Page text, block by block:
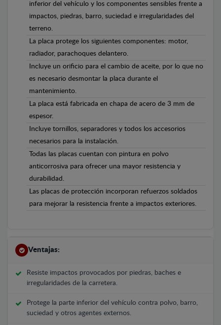
inferior del vehículo y los componentes sensibles frente a
impactos, piedras, barro, suciedad e irregularidades del
terreno.
La placa protege los siguientes componentes: motor,
radiador, parachoques delantero.
Incluye un orificio para el cambio de aceite, por lo que no
es necesario desmontar la placa durante el
mantenimiento.
La placa está fabricada en chapa de acero de 3 mm de
espesor.
Incluye tornillos, separadores y todos los accesorios
necesarios para la instalación.
Todas las placas cuentan con pintura en polvo
anticorrosiva para ofrecer una mayor resistencia y
durabilidad.
Las placas de protección incorporan refuerzos soldados
para mejorar la resistencia frente a impactos exteriores.
Ventajas:
Resiste impactos provocados por piedras, baches e
irregularidades de la carretera.
Protege la parte inferior del vehículo contra polvo, barro,
suciedad y otros agentes externos.